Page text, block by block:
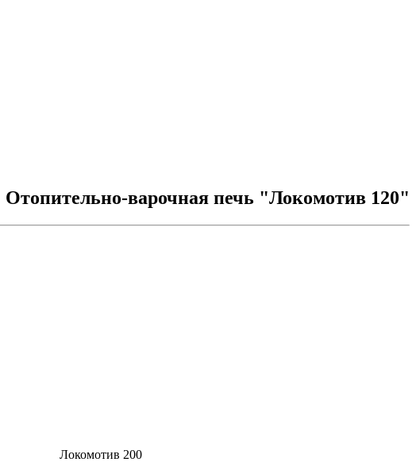
Отопительно-варочная печь "Локомотив 120"
Локомотив 200